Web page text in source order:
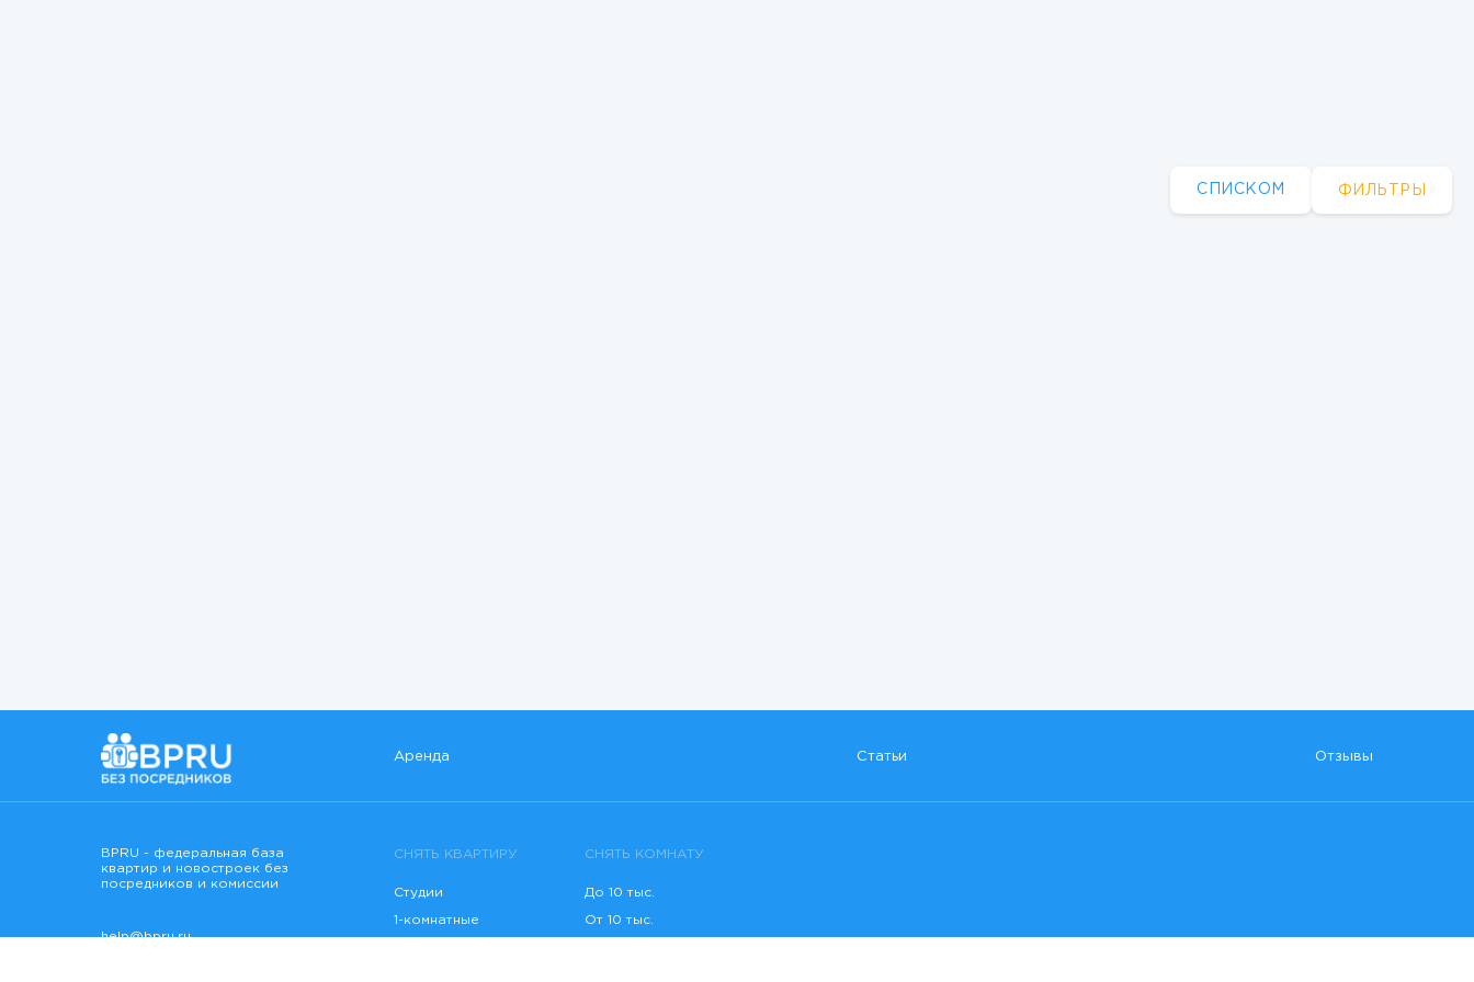
СПИСКОМ ФИЛЬТРЫ
Аренда Статьи Отзывы
BPRU - федеральная база
квартир и новостроек без
посредников и комиссии
help@bpru.ru
СНЯТЬ КВАРТИРУ
Студии
1-комнатные
СНЯТЬ КОМНАТУ
До 10 тыс.
От 10 тыс.